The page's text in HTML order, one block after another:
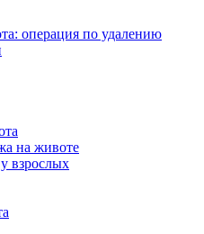
операция по удалению
на животе
взрослых